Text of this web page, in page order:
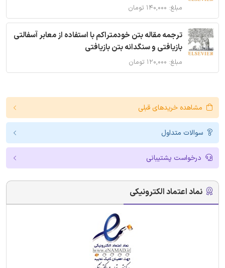
مبلغ: ۱۴۰,۰۰۰ تومان
ترجمه مقاله بتن خودمتراکم با استفاده از معابر آسفالتی
بازیافتی و سنگدانه بتن بازیافتی
مبلغ: ۱۲۰,۰۰۰ تومان
مشاهده خریدهای قبلی
سوالات متداول
درخواست پشتیبانی
نماد اعتماد الکترونیکی